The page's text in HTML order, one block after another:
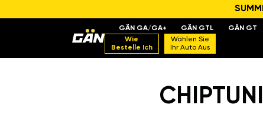
GÄN GA/GA+ GÄN GTL GÄN GT
Wie
Bestelle Ich
Wählen Sie
Ihr Auto Aus